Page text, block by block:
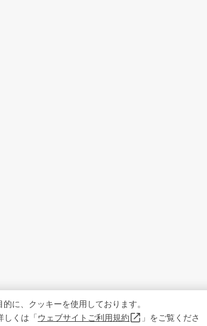
Mayonnaise Co.,Ltd.All rights reserved.
に、クッキーを使用しております。
しくは「ウェブサイトご利用規約
」をご覧くださ